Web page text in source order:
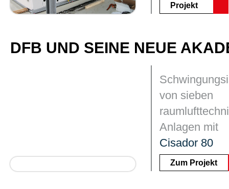
Projekt
DFB UND SEINE NEUE
von sieben
Anlagen mit
Cisador 80
Zum Projekt